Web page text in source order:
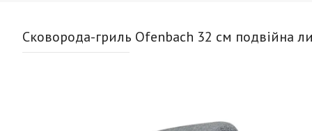
Сковорода-гриль Ofenbach 32 см подвійна